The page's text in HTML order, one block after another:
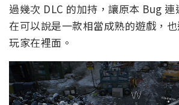
過幾次 DLC 的加持，讓原本 Bug
在可以說是一款相當成熟的遊戲，
玩家在裡面。